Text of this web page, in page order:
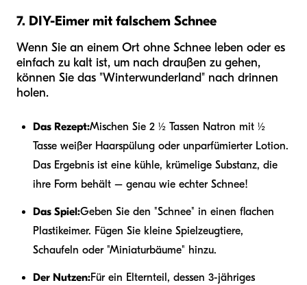
7. DIY-Eimer mit falschem Schnee
Wenn Sie an einem Ort ohne Schnee leben oder es
einfach zu kalt ist, um nach draußen zu gehen,
können Sie das "Winterwunderland" nach drinnen
holen.
Das Rezept:Mischen Sie 2 ½ Tassen Natron mit ½
Tasse weißer Haarspülung oder unparfümierter Lotion.
Das Ergebnis ist eine kühle, krümelige Substanz, die
ihre Form behält – genau wie echter Schnee!
Das Spiel:Geben Sie den "Schnee" in einen flachen
Plastikeimer. Fügen Sie kleine Spielzeugtiere,
Schaufeln oder "Miniaturbäume" hinzu.
Der Nutzen:Für ein Elternteil, dessen 3-jähriges